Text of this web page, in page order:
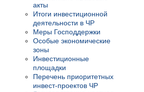
акты
Итоги инвестиционной
деятельности в ЧР
Меры Господдержки
Особые экономические
зоны
Инвестиционные
площадки
Перечень приоритетных
инвест-проектов ЧР